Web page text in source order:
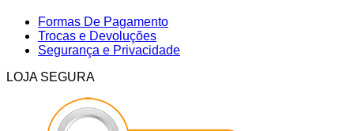
Formas De Pagamento
Trocas e Devoluções
Segurança e Privacidade
LOJA SEGURA